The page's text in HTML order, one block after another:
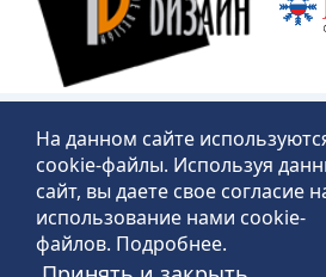
Создание и продвижение
©2018 – 2026 «Технопит» –
общественного питания
На данном сайте
cookie-файлы. Используя
сайт, вы даете свое согласие
использование нами cookie-
файлов. Подробнее.